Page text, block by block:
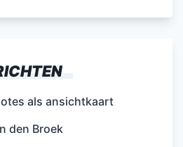
als ansichtkaart
den Broek